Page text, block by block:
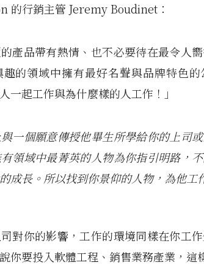
的行銷主管 Jeremy Boudinet：
的產品帶有熱情、也不必要待在最令人
的領域中擁有最好名聲與品牌特色
一起工作與為什麼樣的人工作！」
與一個願意傳授他畢生所學給你的上司
領域中最菁英的人物為你指引明路，
成長。所以找到你景仰的人物，為他工
對你的影響，工作的環境同樣在你工
你要投入軟體工程、銷售業務產業，這